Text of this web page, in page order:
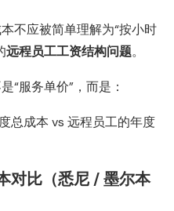
不应被简单理解为“按小时
远程员工工资结构问题。
“服务单价”，而是：
总成本 vs 远程员工的年度
对比（悉尼 / 墨尔本